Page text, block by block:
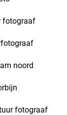
fotograaf
noord
fotograaf